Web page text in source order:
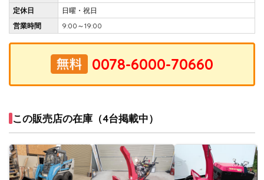
定休日
日曜・祝日
営業時間
9:00～19:00
この販売店の在庫（4台掲載中）